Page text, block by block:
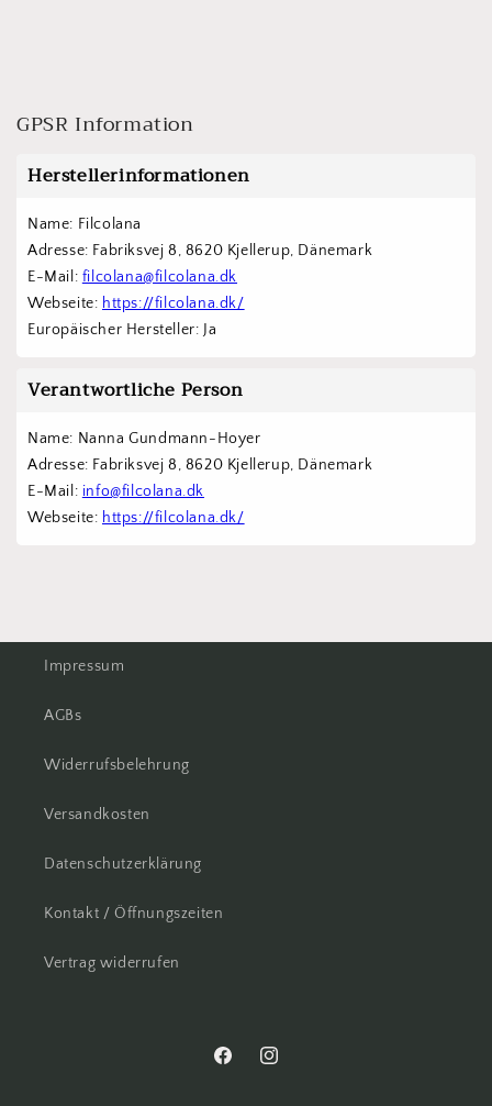
GPSR Information
Herstellerinformationen
Name: Filcolana
Adresse: Fabriksvej 8, 8620 Kjellerup, Dänemark
E-Mail: filcolana@filcolana.dk
Webseite: https://filcolana.dk/
Europäischer Hersteller: Ja
Verantwortliche Person
Name: Nanna Gundmann-Hoyer
Adresse: Fabriksvej 8, 8620 Kjellerup, Dänemark
E-Mail: info@filcolana.dk
Webseite: https://filcolana.dk/
Impressum
AGBs
Widerrufsbelehrung
Versandkosten
Datenschutzerklärung
Kontakt / Öffnungszeiten
Vertrag widerrufen
FacebookInstagram